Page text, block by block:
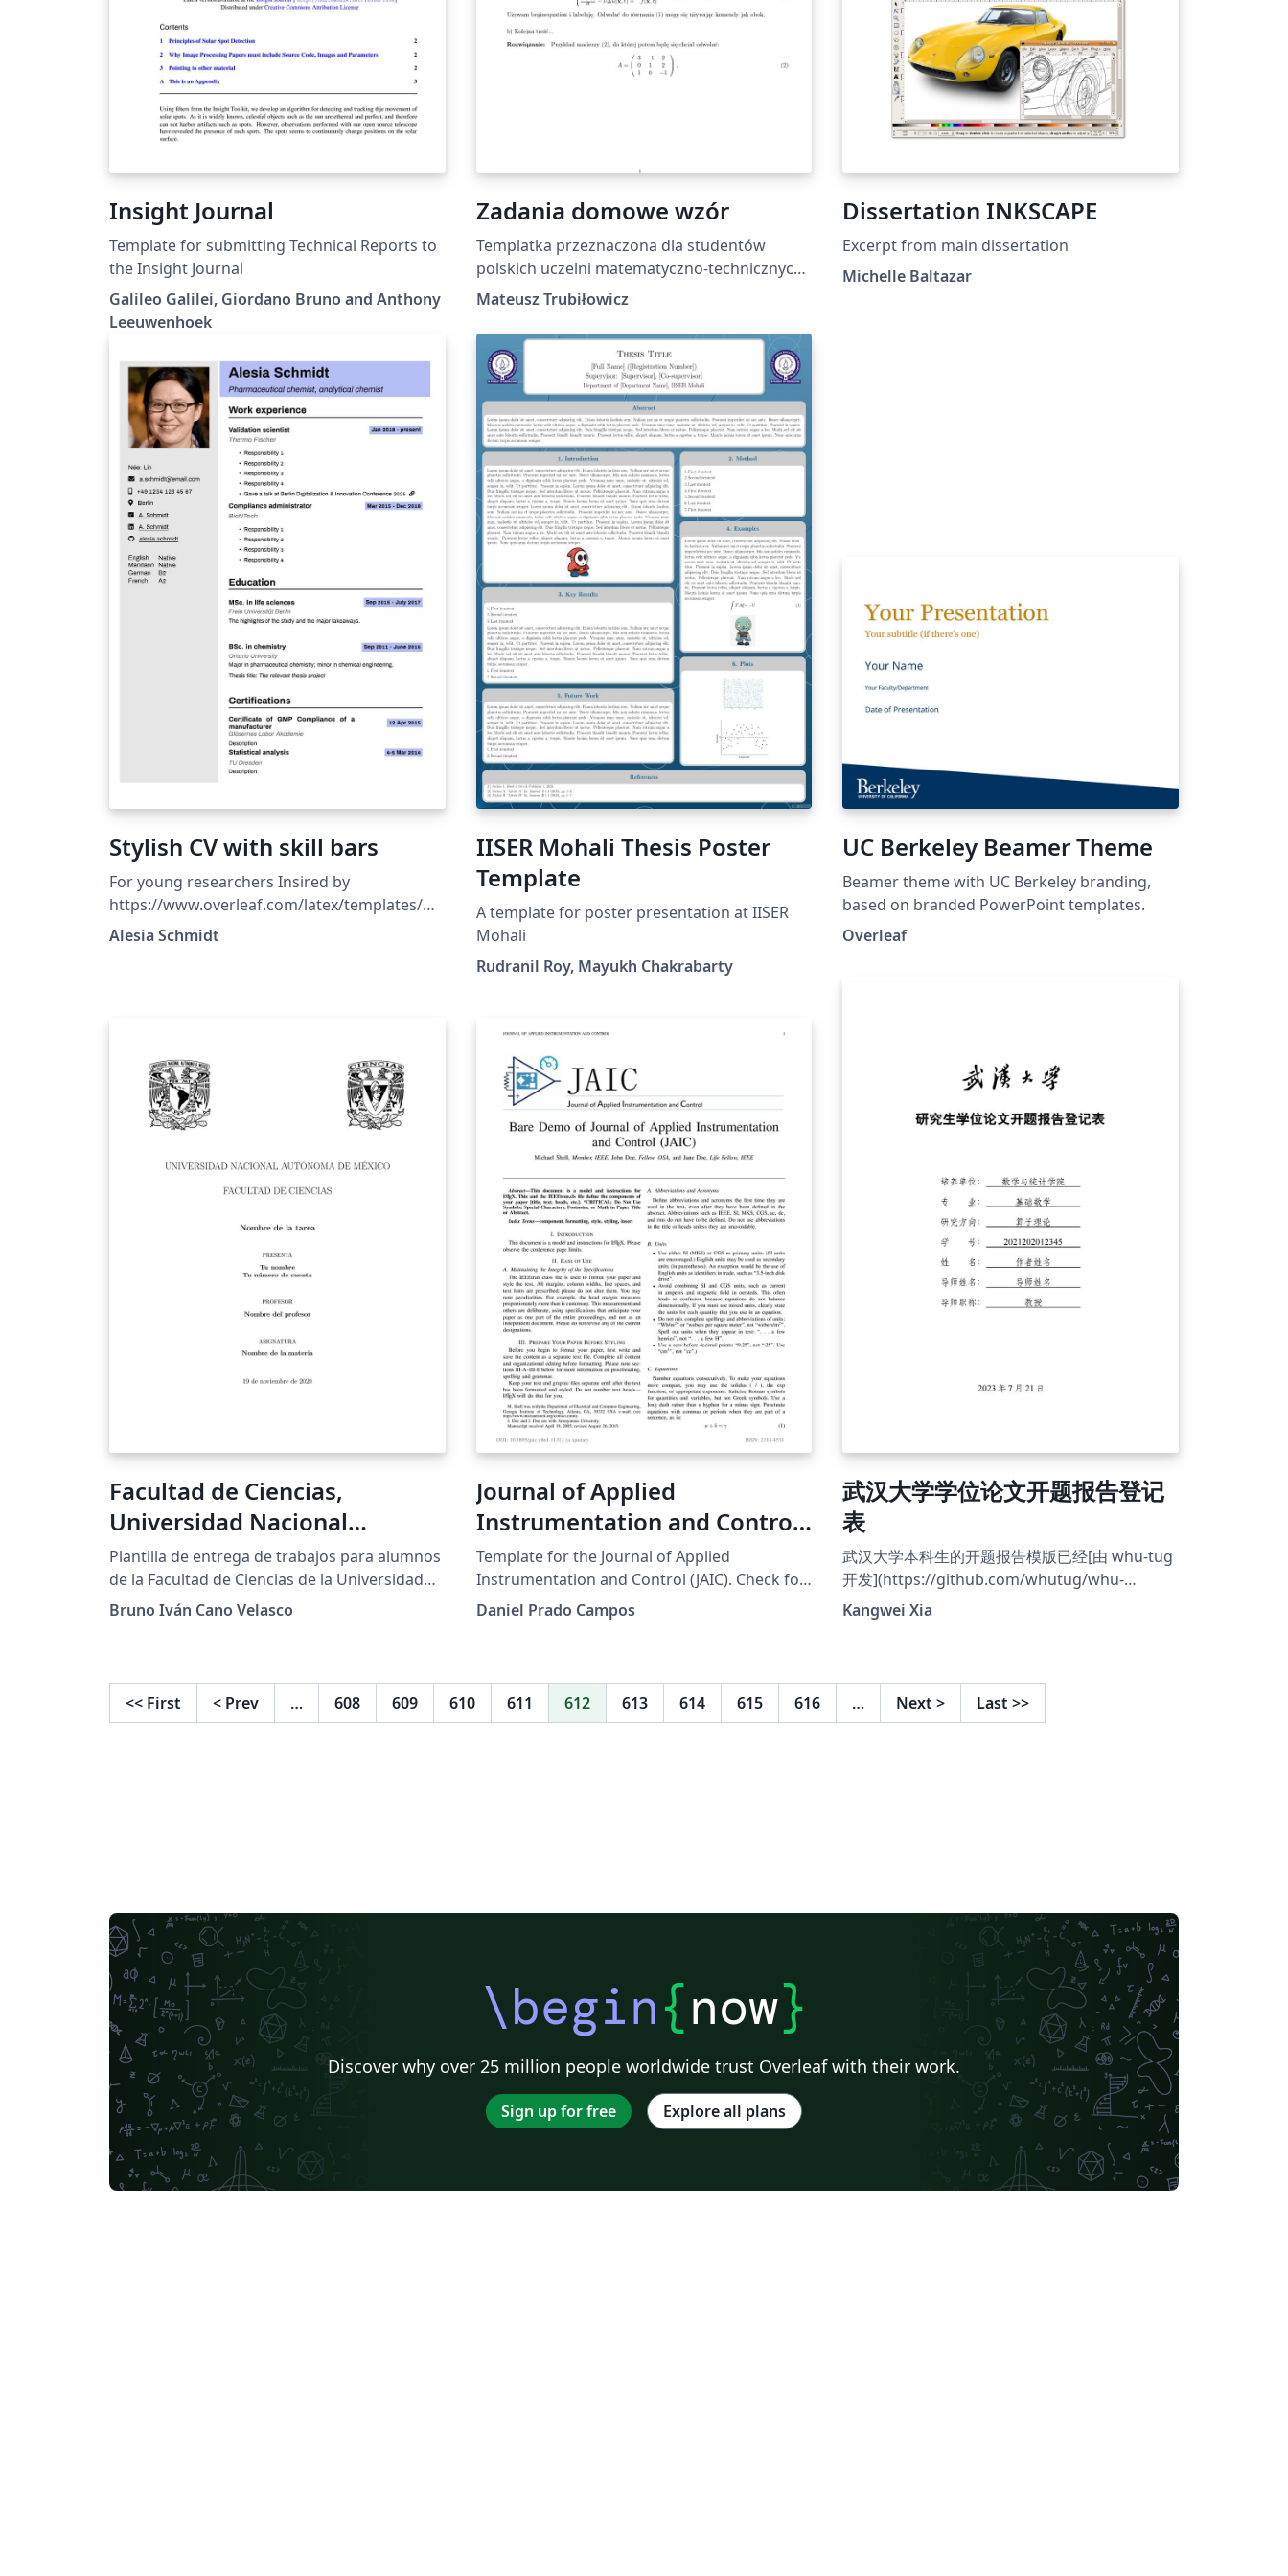
Insight Journal
Template for submitting Technical Reports to
the Insight Journal
Galileo Galilei, Giordano Bruno and Anthony
Leeuwenhoek
Zadania domowe wzór
Templatka przeznaczona dla studentów
polskich uczelni matematyczno-technicznych
na czas walki z kornawirusem.
Mateusz Trubiłowicz
Dissertation INKSCAPE
Excerpt from main dissertation
Michelle Baltazar
Stylish CV with skill bars
For young researchers Insired by
https://www.overleaf.com/latex/templates/m
odern-cv-template/kmkzxwnmvmqq
Alesia Schmidt
IISER Mohali Thesis Poster
Template
A template for poster presentation at IISER
Mohali
Rudranil Roy, Mayukh Chakrabarty
UC Berkeley Beamer Theme
Beamer theme with UC Berkeley branding,
based on branded PowerPoint templates.
Overleaf
Facultad de Ciencias,
Universidad Nacional
Autónoma de México
Plantilla de entrega de trabajos para alumnos
de la Facultad de Ciencias de la Universidad
Nacional Autónoma de México
Bruno Iván Cano Velasco
Journal of Applied
Instrumentation and Control
(JAIC) Template
Template for the Journal of Applied
Instrumentation and Control (JAIC). Check for
updates. Still in beta! Features should be
added in the near future.
Daniel Prado Campos
武汉大学学位论文开题报告登记
表
武汉大学本科生的开题报告模版已经[由 whu-tug
开发](https://github.com/whutug/whu-
thesis)，但是研究生的模版仍然只有 word 版
本，对于数学系的同学来说，相较于 LaTeX 来
文献的管理，可以很方便地实现参考文献的引
用。 于是我基于《附件1：研究生学位论文开题报
Kangwei Xia
<< First < Prev … 608 609 610 611 612 613 614 615 616 … Next > Last >>
\begin{now}
Discover why over 25 million people worldwide trust Overleaf with their work.
Sign up for free Explore all plans